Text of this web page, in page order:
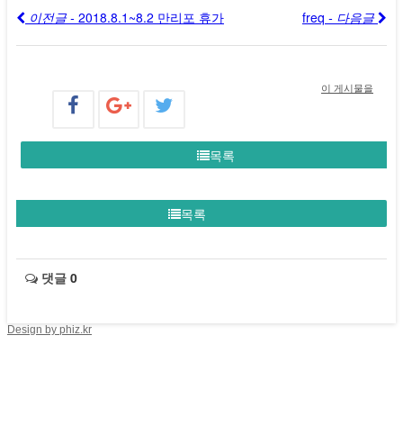
이전글 - 2018.8.1~8.2 만리포 휴가 freq - 다음글
이 게시물을
목록
목록
댓글 0
Design by phiz.kr